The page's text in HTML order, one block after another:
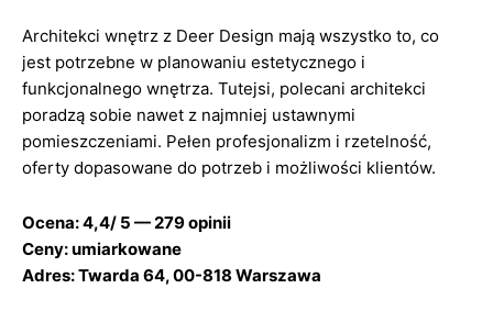
Architekci wnętrz z Deer Design mają wszystko to, co
jest potrzebne w planowaniu estetycznego i
funkcjonalnego wnętrza. Tutejsi, polecani architekci
poradzą sobie nawet z najmniej ustawnymi
pomieszczeniami. Pełen profesjonalizm i rzetelność,
oferty dopasowane do potrzeb i możliwości klientów.
Ocena: 4,4/ 5 — 279 opinii
Ceny: umiarkowane
Adres: Twarda 64, 00-818 Warszawa